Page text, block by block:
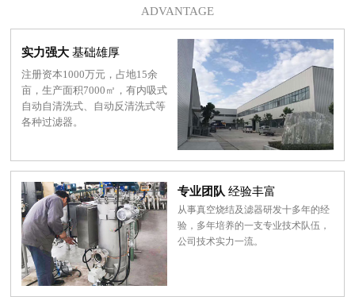
ADVANTAGE
实力强大 基础雄厚
注册资本1000万元，占地15余
亩，生产面积7000㎡，有内吸式
自动自清洗式、自动反清洗式等
各种过滤器。
专业团队 经验丰富
从事真空烧结及滤器研发十多年的经
验，多年培养的一支专业技术队伍，
公司技术实力一流。